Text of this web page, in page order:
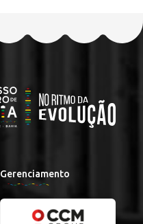
Gerenciamento